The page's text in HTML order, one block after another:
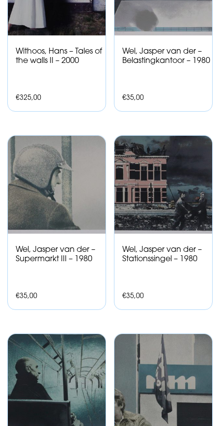
Withoos, Hans – Tales of
the walls II – 2000
€325,00
Wel, Jasper van der –
Belastingkantoor – 1980
€35,00
Wel, Jasper van der –
Supermarkt III – 1980
€35,00
Wel, Jasper van der –
Stationssingel – 1980
€35,00